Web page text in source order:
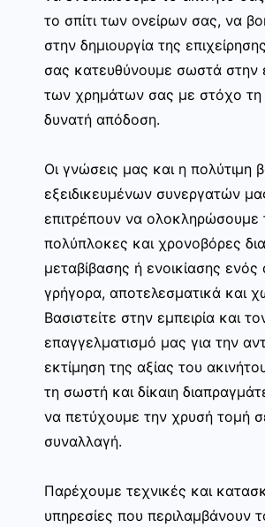
το σπίτι των ονείρων σας, να
στην δημιουργία της
σας κατευθύνουμε σωστά στην
των χρημάτων σας με στόχο τη
δυνατή απόδοση.
Οι γνώσεις μας και η πολύτιμη
εξειδικευμένων συνεργατών
επιτρέπουν να ολοκληρώσουμε
πολύπλοκες και χρονοβόρες
μεταβίβασης ή ενοικίασης ενός
γρήγορα, αποτελεσματικά και
Βασιστείτε στην εμπειρία και
επαγγελματισμό μας για την
εκτίμηση της αξίας του
τη σωστή και δίκαιη
να πετύχουμε την χρυσή τομή
συναλλαγή.
Παρέχουμε τεχνικές και
υπηρεσίες που περιλαμβάνουν